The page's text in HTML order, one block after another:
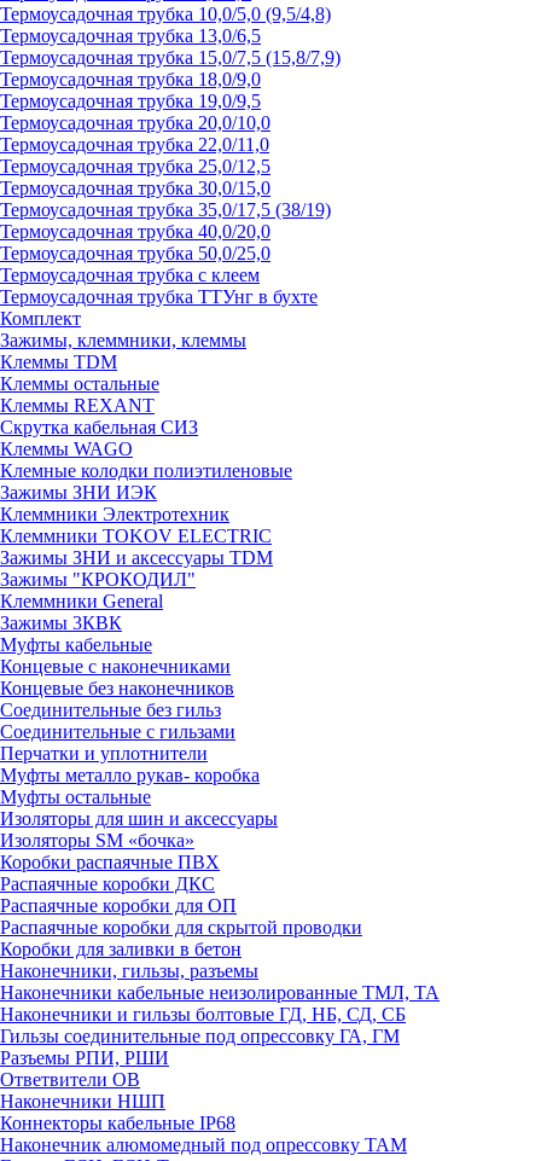
Термоусадочная трубка 10,0/5,0 (9,5/4,8)
Термоусадочная трубка 13,0/6,5
Термоусадочная трубка 15,0/7,5 (15,8/7,9)
Термоусадочная трубка 18,0/9,0
Термоусадочная трубка 19,0/9,5
Термоусадочная трубка 20,0/10,0
Термоусадочная трубка 22,0/11,0
Термоусадочная трубка 25,0/12,5
Термоусадочная трубка 30,0/15,0
Термоусадочная трубка 35,0/17,5 (38/19)
Термоусадочная трубка 40,0/20,0
Термоусадочная трубка 50,0/25,0
Термоусадочная трубка с клеем
Термоусадочная трубка ТТУнг в бухте
Комплект
Зажимы, клеммники, клеммы
Клеммы TDM
Клеммы остальные
Клеммы REXANT
Скрутка кабельная СИЗ
Клеммы WAGO
Клемные колодки полиэтиленовые
Зажимы ЗНИ ИЭК
Клеммники Электротехник
Клеммники TOKOV ELECTRIC
Зажимы ЗНИ и аксессуары TDM
Зажимы "КРОКОДИЛ"
Клеммники General
Зажимы 3КВК
Муфты кабельные
Концевые с наконечниками
Концевые без наконечников
Соединительные без гильз
Соединительные с гильзами
Перчатки и уплотнители
Муфты металло рукав- коробка
Муфты остальные
Изоляторы для шин и аксессуары
Изоляторы SM «бочка»
Коробки распаячные ПВХ
Распаячные коробки ДКС
Распаячные коробки для ОП
Распаячные коробки для скрытой проводки
Коробки для заливки в бетон
Наконечники, гильзы, разъемы
Наконечники кабельные неизолированные ТМЛ, ТА
Наконечники и гильзы болтовые ГД, НБ, СД, СБ
Гильзы соединительные под опрессовку ГА, ГМ
Разъемы РПИ, РШИ
Ответвители ОВ
Наконечники НШП
Коннекторы кабельные IP68
Наконечник алюмомедный под опрессовку ТАМ